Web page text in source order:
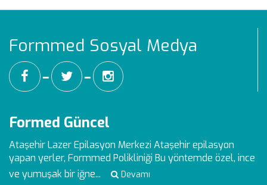
Formmed Sosyal Medya
━ ━
Formed Güncel
Ataşehir Lazer Epilasyon Merkezi Ataşehir epilasyon
yapan yerler, Formmed Polikliniği Bu yöntemde özel, ince
ve yumuşak bir iğne...
Devamı